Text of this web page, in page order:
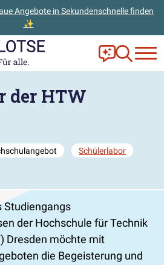
Angebote in Sekundenschnelle finden
✨
springen
Frag Ella!
Zur
der HTW
Schülerlabor
Studiengangs
der Hochschule für Technik
Dresden möchte mit
die Begeisterung und